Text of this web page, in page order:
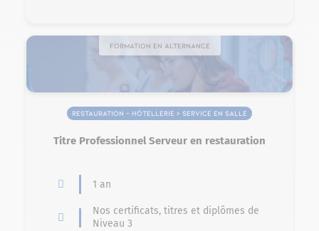
Formation en alternance
Restauration – Hôtellerie > Service en salle
Titre Professionnel Serveur en restauration
1 an
Nos certificats, titres et diplômes de
Niveau 3